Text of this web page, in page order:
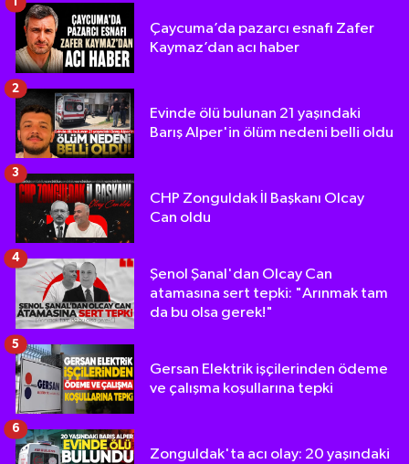
Çaycuma’da pazarcı esnafı Zafer
Kaymaz’dan acı haber
Evinde ölü bulunan 21 yaşındaki
Barış Alper'in ölüm nedeni belli oldu
2
CHP Zonguldak İl Başkanı Olcay
Can oldu
3
Şenol Şanal'dan Olcay Can
atamasına sert tepki: "Arınmak tam
da bu olsa gerek!"
4
Gersan Elektrik işçilerinden ödeme
ve çalışma koşullarına tepki
5
Zonguldak'ta acı olay: 20 yaşındaki
6